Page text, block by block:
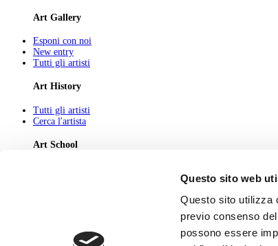
Questo sito web
Questo sito utilizza
previo consenso
possono essere
Art Gallery
Esponi con noi
New entry
Tutti gli artisti
Art History
Tutti gli artisti
Cerca l'artista
Art School